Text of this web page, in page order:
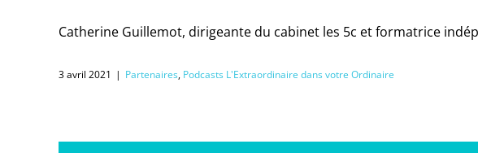
Catherine Guillemot, dirigeante du cabinet les 5c et formatrice
3 avril 2021 | Partenaires, Podcasts L'Extraordinaire dans votre Ordinaire